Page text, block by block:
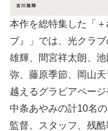
本作を総特集した「
ブ』」では、光クラ
雄輝、間宮祥太朗、
弥、藤原季節、岡山
越えるグラビアペー
中条あやみの計10名
監督、スタッフ、残